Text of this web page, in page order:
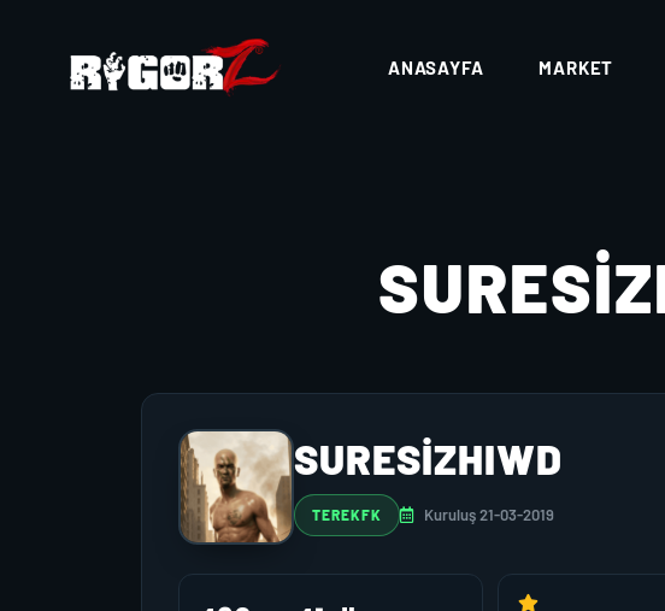
ANASAYFA MARKET
SURESIZHIWD
TEREKFK Kuruluş 21-03-2019